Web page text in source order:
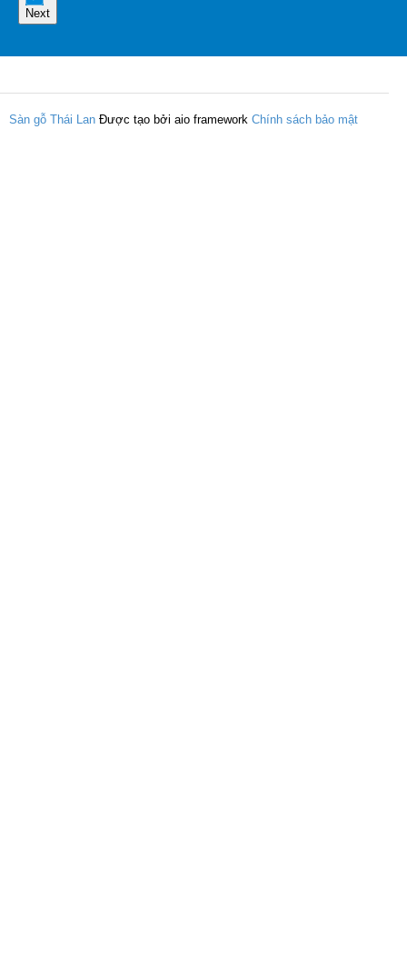
Next
Sàn gỗ Thái Lan Được tạo bởi aio framework Chính sách bảo mật